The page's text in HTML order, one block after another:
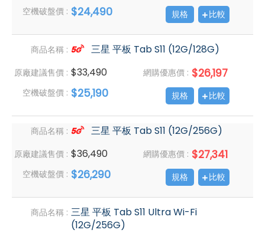
空機破盤價 : $24,490 規格 比較
商品名稱 : 三星 平板 Tab S11 (12G/128G)
原廠建議售價 : $33,490 網購優惠價 : $26,197
空機破盤價 : $25,190 規格 比較
商品名稱 : 三星 平板 Tab S11 (12G/256G)
原廠建議售價 : $36,490 網購優惠價 : $27,341
空機破盤價 : $26,290 規格 比較
商品名稱 : 三星 平板 Tab S11 Ultra Wi-Fi
(12G/256G)